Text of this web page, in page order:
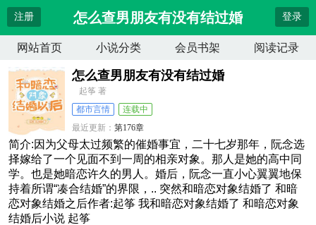
注册 怎么查男朋友有没有结过婚 登录
网站首页 小说分类 会员书架 阅读记录
怎么查男朋友有没有结过婚
起筝 著
都市言情
连载中
最近更新：第176章
更新时间：2026-04-11 03:46:26
简介:因为父母太过频繁的催婚事宜，二十七岁那年，阮念选
择嫁给了一个见面不到一周的相亲对象。那人是她的高中同
学。也是她暗恋许久的男人。婚后，阮念一直小心翼翼地保
持着所谓“凑合结婚”的界限，.. 突然和暗恋对象结婚了 和暗
恋对象结婚之后作者:起筝 我和暗恋对象结婚了 和暗恋对象
结婚后小说 起筝